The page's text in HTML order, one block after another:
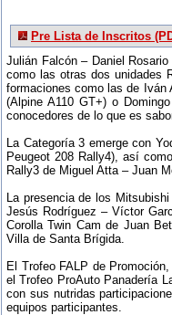
Pre Lista de Inscritos
Julián Falcón – Daniel
como las otras dos unidades
formaciones como las de Iván
(Alpine A110 GT+) o
conocedores de lo que es
La Categoría 3 emerge con
Peugeot 208 Rally4), así
Rally3 de Miguel Atta – Juan
La presencia de los
Jesús Rodríguez – Víctor
Corolla Twin Cam de Juan
Villa de Santa Brígida.
El Trofeo FALP de
el Trofeo ProAuto Panadería
con sus nutridas
equipos participantes.